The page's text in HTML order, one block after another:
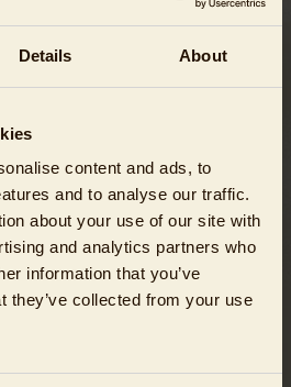
Details About
content and ads, to
and to analyse our traffic.
about your use of our site with
and analytics partners who
information that you’ve
they’ve collected from your use
oder Rollatoren können nicht
werden. Für
begrenzte Plätze pro Tour
und ausschließlich in